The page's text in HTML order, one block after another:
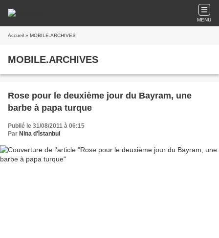
MENU
Accueil » MOBILE.ARCHIVES
MOBILE.ARCHIVES
Rose pour le deuxième jour du Bayram, une
barbe à papa turque
Publié le 31/08/2011 à 06:15
Par Nina d'İstanbul